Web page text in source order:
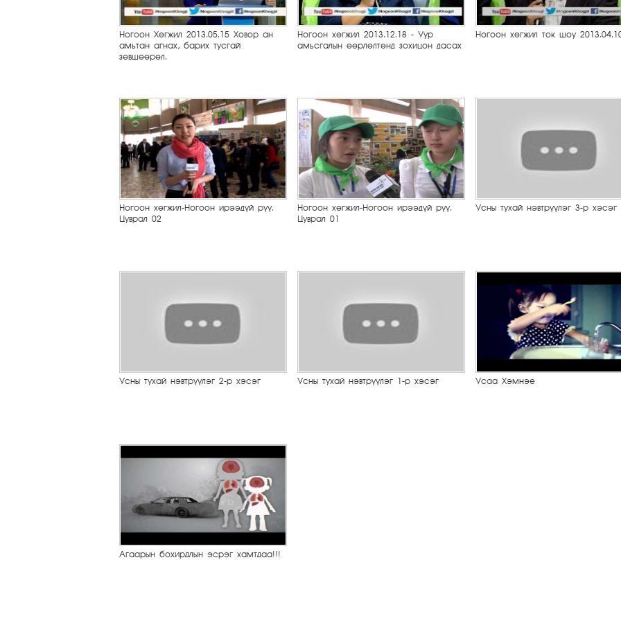
Ногоон Хөгжил 2013.05.15 Ховор ан
амьтан агнах, барих тусгай
зөвшөөрөл.
Ногоон хөгжил 2013.12.18 - Уур
амьсгалын өөрлөлтөнд зохицон дасах
Ногоон хөгжил ток шоу
Ногоон хөгжил-Ногоон ирээдүй рүү.
Цуврал 02
Ногоон хөгжил-Ногоон ирээдүй рүү.
Цуврал 01
Усны тухай нэвтрүүлэг 3-р хэсэг
Усны тухай нэвтрүүлэг 2-р хэсэг Усны тухай нэвтрүүлэг 1-р хэсэг Усаа Хэмнэе
Агаарын бохирдлын эсрэг хамтдаа!!!